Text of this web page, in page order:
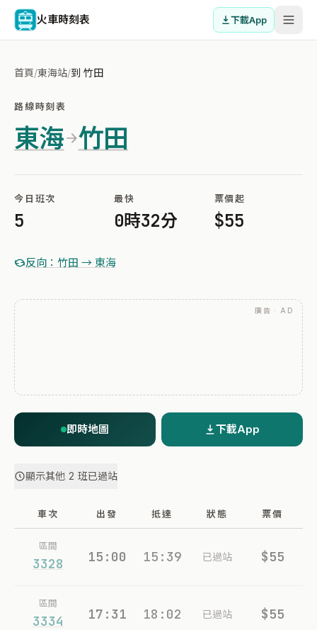
火車時刻表 下載App
首頁/東海站/到 竹田
路線時刻表
東海 竹田
今日班次
5
最快
0時32分
票價起
$55
反向：竹田 → 東海
廣告 · AD
即時地圖 下載App
顯示其他 2 班已過站
車次 出發 抵達 狀態 票價
區間
3328 15:00 15:39 已過站 $55
區間
3334 17:31 18:02 已過站 $55